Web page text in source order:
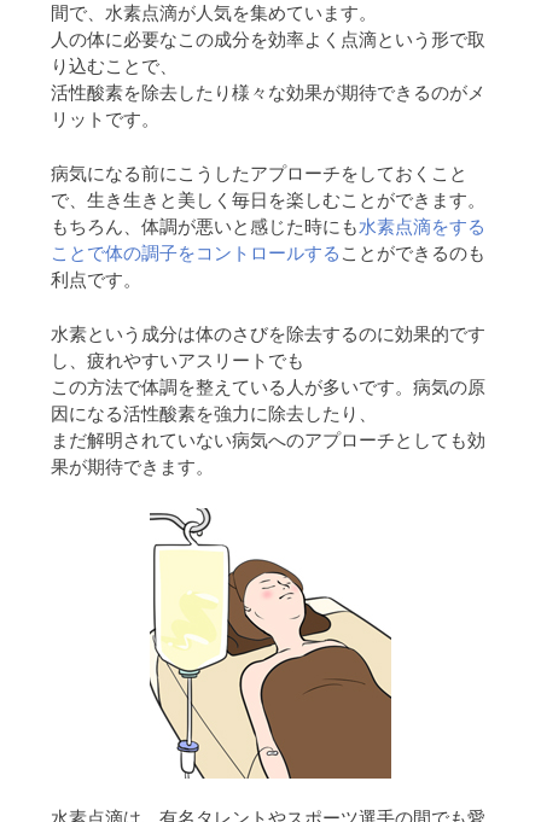
間で、水素点滴が人気を集めています。
人の体に必要なこの成分を効率よく点滴という形で取
り込むことで、
活性酸素を除去したり様々な効果が期待できるのがメ
リットです。
病気になる前にこうしたアプローチをしておくこと
で、生き生きと美しく毎日を楽しむことができます。
もちろん、体調が悪いと感じた時にも水素点滴をする
ことで体の調子をコントロールする ことができるのも
利点です。
水素という成分は体のさびを除去するのに効果的です
し、疲れやすいアスリートでも
この方法で体調を整えている人が多いです。病気の原
因になる活性酸素を強力に除去したり、
まだ解明されていない病気へのアプローチとしても効
果が期待できます。